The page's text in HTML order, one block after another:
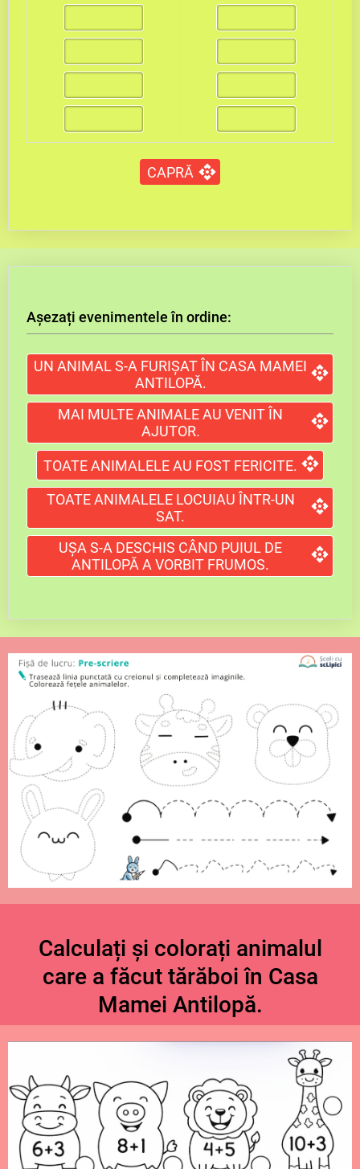
CAPRĂ
Așezați evenimentele în ordine:
UN ANIMAL S-A FURIȘAT ÎN CASA MAMEI
ANTILOPĂ.
MAI MULTE ANIMALE AU VENIT ÎN
AJUTOR.
TOATE ANIMALELE AU FOST FERICITE.
TOATE ANIMALELE LOCUIAU ÎNTR-UN
SAT.
UȘA S-A DESCHIS CÂND PUIUL DE
ANTILOPĂ A VORBIT FRUMOS.
Calculați și colorați animalul
care a făcut tărăboi în Casa
Mamei Antilopă.